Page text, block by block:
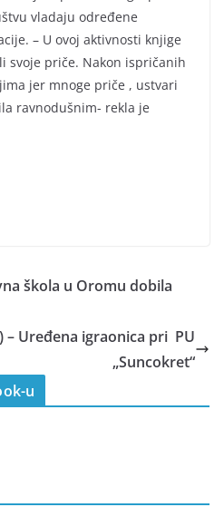
vladaju određene
– U ovoj aktivnosti knjige
priče. Nakon ispričanih
jer mnoge priče , ustvari
ravnodušnim- rekla je
škola u Oromu dobila
– Uređena igraonica pri PU
„Suncokret“
u